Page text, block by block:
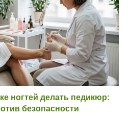
ногтей делать педикюр:
безопасности